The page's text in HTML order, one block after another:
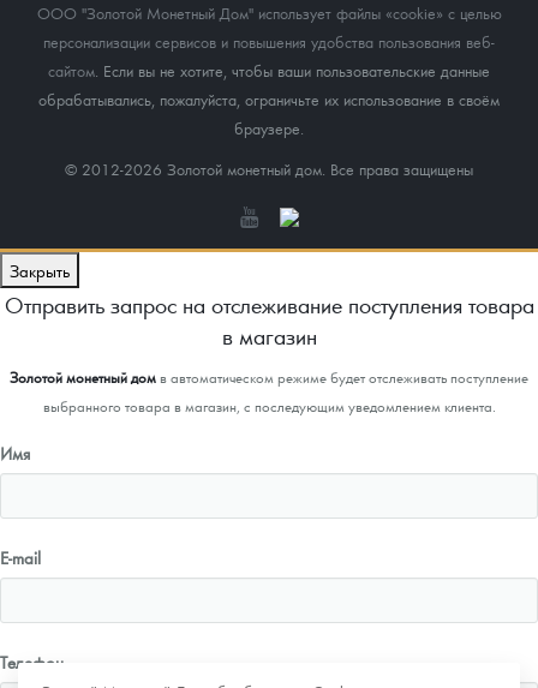
ООО "Золотой Монетный Дом" использует файлы «cookie» с целью
персонализации сервисов и повышения удобства пользования веб-
сайтом. Если вы не хотите, чтобы ваши пользовательские данные
обрабатывались, пожалуйста, ограничьте их использование в своём
браузере.
© 2012-2026 Золотой монетный дом. Все права защищены
Закрыть
Отправить запрос на отслеживание поступления товара
в магазин
Золотой монетный домв автоматическом режиме будет отслеживать поступление
выбранного товара в магазин, с последующим уведомлением клиента.
Имя
E-mail
Телефон